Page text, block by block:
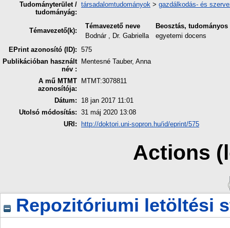
Tudományterület /
tudományág:
társadalomtudományok > gazdálkodás- és
Témavezető(k):
Témavezető neve
Beosztás,
Bodnár , Dr. Gabriella
egyetemi docens
EPrint azonosító (ID): 575
Publikációban használt
név :
Mentesné Tauber, Anna
A mű MTMT
azonosítója:
MTMT:3078811
Dátum:
18 jan 2017 11:01
Utolsó módosítás: 31 máj 2020 13:08
URI:
http://doktori.uni-sopron.hu/id/eprint/575
Actions
Repozitóriumi letöltési